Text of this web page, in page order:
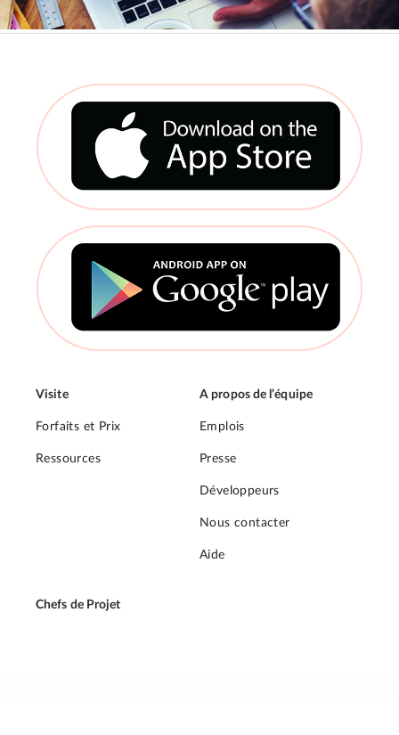
Visite
Forfaits et Prix
Ressources
A propos de l’équipe
Emplois
Presse
Développeurs
Nous contacter
Aide
Chefs de Projet